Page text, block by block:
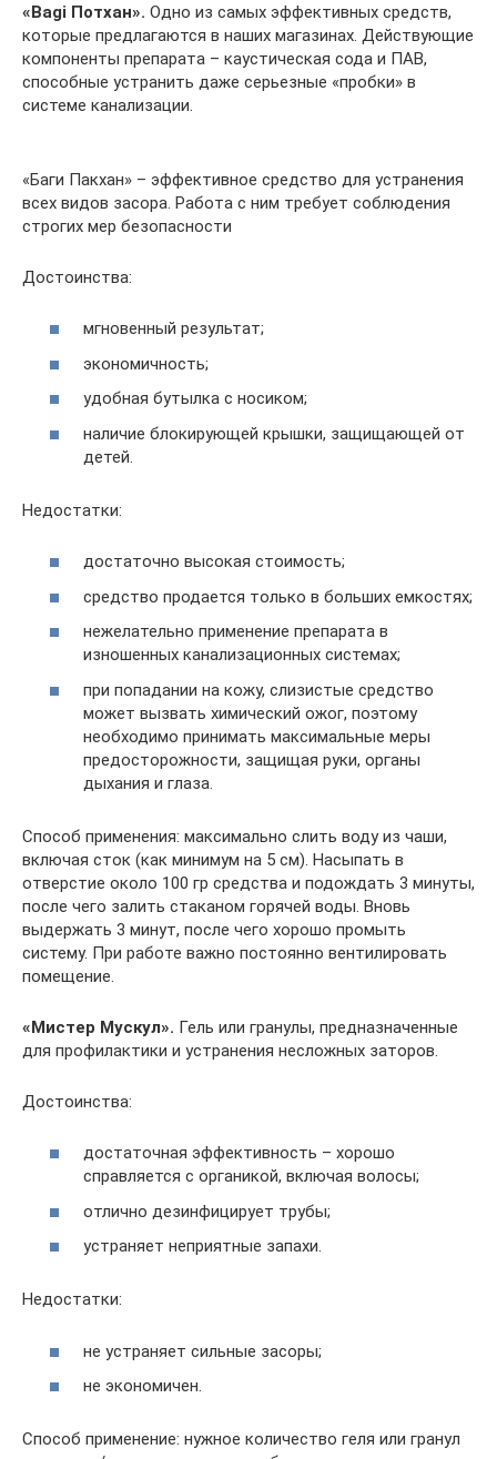
«Bagi Потхан». Одно из самых эффективных средств,
которые предлагаются в наших магазинах. Действующие
компоненты препарата – каустическая сода и ПАВ,
способные устранить даже серьезные «пробки» в
системе канализации.
«Баги Пакхан» – эффективное средство для устранения
всех видов засора. Работа с ним требует соблюдения
строгих мер безопасности
Достоинства:
мгновенный результат;
экономичность;
удобная бутылка с носиком;
наличие блокирующей крышки, защищающей от
детей.
Недостатки:
достаточно высокая стоимость;
средство продается только в больших емкостях;
нежелательно применение препарата в
изношенных канализационных системах;
при попадании на кожу, слизистые средство
может вызвать химический ожог, поэтому
необходимо принимать максимальные меры
предосторожности, защищая руки, органы
дыхания и глаза.
Способ применения: максимально слить воду из чаши,
включая сток (как минимум на 5 см). Насыпать в
отверстие около 100 гр средства и подождать 3 минуты,
после чего залить стаканом горячей воды. Вновь
выдержать 3 минут, после чего хорошо промыть
систему. При работе важно постоянно вентилировать
помещение.
«Мистер Мускул». Гель или гранулы, предназначенные
для профилактики и устранения несложных заторов.
Достоинства:
достаточная эффективность – хорошо
справляется с органикой, включая волосы;
отлично дезинфицирует трубы;
устраняет неприятные запахи.
Недостатки:
не устраняет сильные засоры;
не экономичен.
Способ применение: нужное количество геля или гранул